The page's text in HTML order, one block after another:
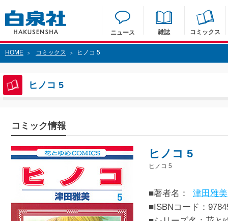
ニュース 雑誌 コミックス
HOME > コミックス > ヒノコ 5
ヒノコ 5
コミック情報
ヒノコ 5
ヒノコ 5
■著者名：
津田雅美
■ISBNコード：